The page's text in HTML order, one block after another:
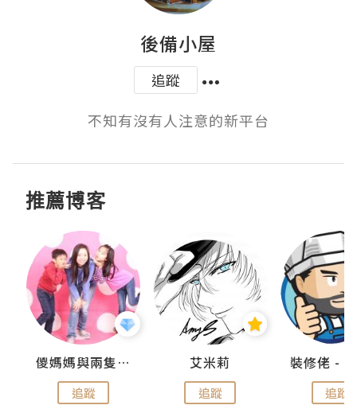
後備小屋
追蹤
不知有沒有人注意的新平台
推薦博客
儍媽媽與兩隻小魔怪之家
追蹤
艾米莉
追蹤 追蹤